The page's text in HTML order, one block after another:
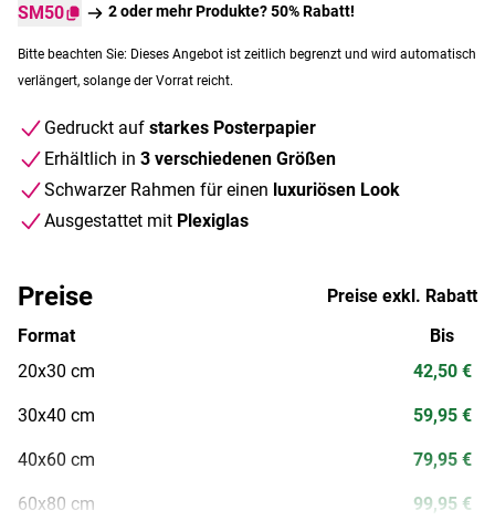
SM50 2 oder mehr Produkte? 50% Rabatt!
Bitte beachten Sie: Dieses Angebot ist zeitlich begrenzt und wird automatisch
verlängert, solange der Vorrat reicht.
Gedruckt auf starkes Posterpapier
Erhältlich in 3 verschiedenen Größen
Schwarzer Rahmen für einen luxuriösen Look
Ausgestattet mit Plexiglas
Preise
Preise exkl. Rabatt
Format
20x30 cm
30x40 cm
40x60 cm
60x80 cm
Bis
42,50 €
59,95 €
79,95 €
99,95 €